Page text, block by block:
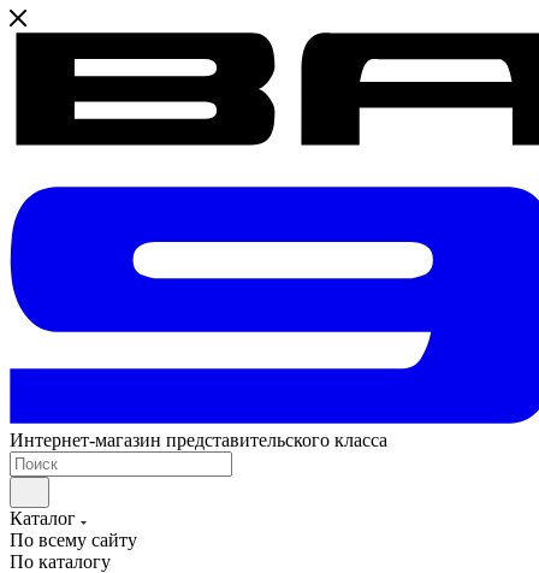
Интернет-магазин представительского класса
Каталог
По всему сайту
По каталогу